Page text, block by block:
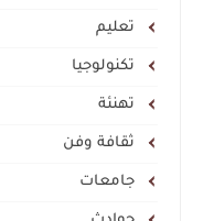
تعليم
تكنولوجيا
تهنئة
ثقافة وفن
جامعات